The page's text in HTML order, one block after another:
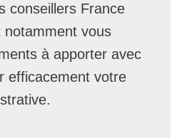
conseillers France
vous
à apporter avec
efficacement votre